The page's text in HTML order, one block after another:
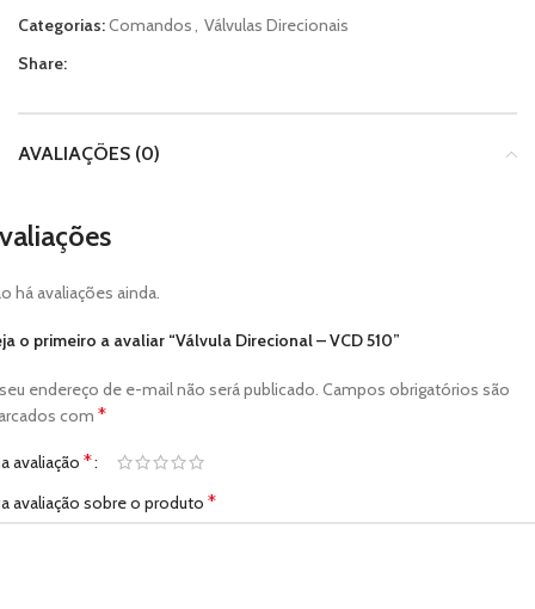
Categorias:Comandos, Válvulas Direcionais
Share:
AVALIAÇÕES (0)
há avaliações ainda.
o primeiro a avaliar “Válvula Direcional – VCD 510”
endereço de e-mail não será publicado. Campos obrigatórios são
com *
avaliação *
avaliação sobre o produto *